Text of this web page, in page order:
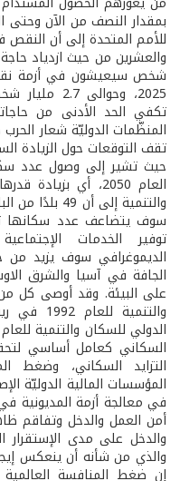
بمقدار النصف من الآن وحتى
للأمم المتحدة إلى أن
شخص سيعيشون في أزمة نقص
2025،
تكفي الحد الأدنى من
المنظّمات الدوليّة شعار
تقف التوقعات حول الزيادة
والتنمية إلى
سوف يتضاعف عدد سكانها
توفير الخدمات
الديموغرافي سوف يزيد من
الجافة في آسيا والشرق
على البيئة. وقد أوصى كل
السكاني كعامل أساسي
التزايد السكاني، وضغط
المؤسسات المالية الدوليّة
في معالجة أزمة المديونية
أمن العمل والدخل وتفاقم
والدخل على مدى الإستقرار
والذي من شأنه أن ينعكس
إن ضغط المنافسة